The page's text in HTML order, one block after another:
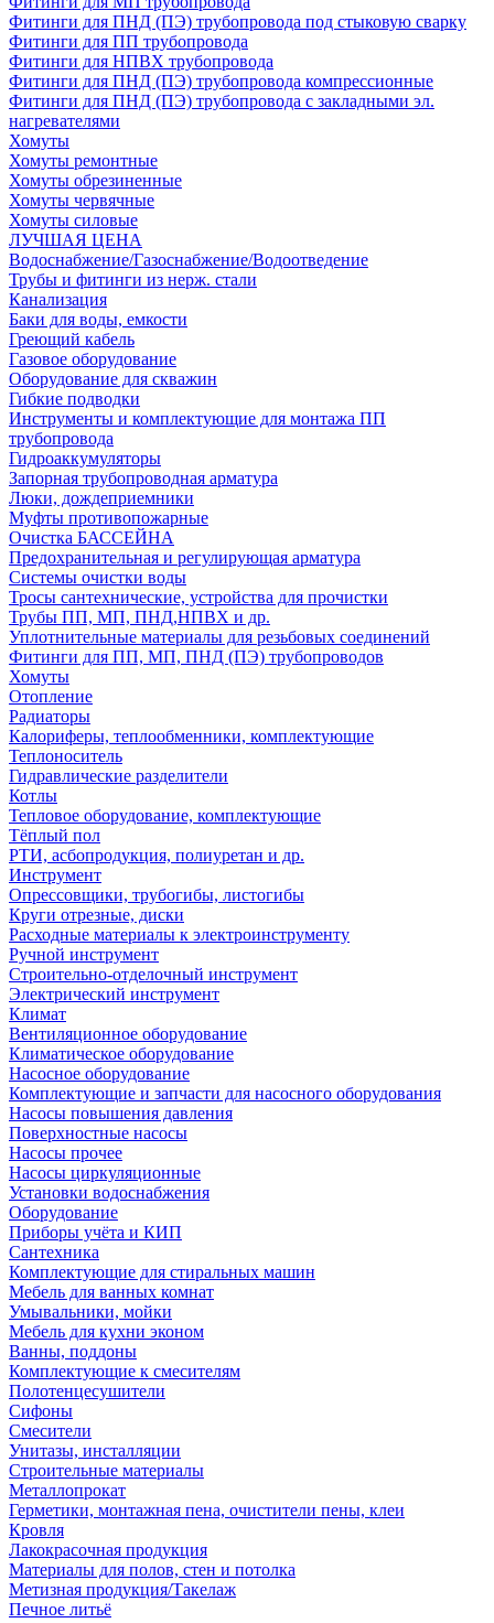
Фитинги для ПНД (ПЭ) трубопровода под стыковую сварку
Фитинги для ПП трубопровода
Фитинги для НПВХ трубопровода
Фитинги для ПНД (ПЭ) трубопровода компрессионные
Фитинги для ПНД (ПЭ) трубопровода с закладными эл.
нагревателями
Хомуты
Хомуты ремонтные
Хомуты обрезиненные
Хомуты червячные
Хомуты силовые
ЛУЧШАЯ ЦЕНА
Водоснабжение/Газоснабжение/Водоотведение
Трубы и фитинги из нерж. стали
Канализация
Баки для воды, емкости
Греющий кабель
Газовое оборудование
Оборудование для скважин
Гибкие подводки
Инструменты и комплектующие для монтажа ПП
трубопровода
Гидроаккумуляторы
Запорная трубопроводная арматура
Люки, дождеприемники
Муфты противопожарные
Очистка БАССЕЙНА
Предохранительная и регулирующая арматура
Системы очистки воды
Тросы сантехнические, устройства для прочистки
Трубы ПП, МП, ПНД,НПВХ и др.
Уплотнительные материалы для резьбовых соединений
Фитинги для ПП, МП, ПНД (ПЭ) трубопроводов
Хомуты
Отопление
Радиаторы
Калориферы, теплообменники, комплектующие
Теплоноситель
Гидравлические разделители
Котлы
Тепловое оборудование, комплектующие
Тёплый пол
РТИ, асбопродукция, полиуретан и др.
Инструмент
Опрессовщики, трубогибы, листогибы
Круги отрезные, диски
Расходные материалы к электроинструменту
Ручной инструмент
Строительно-отделочный инструмент
Электрический инструмент
Климат
Вентиляционное оборудование
Климатическое оборудование
Насосное оборудование
Комплектующие и запчасти для насосного оборудования
Насосы повышения давления
Поверхностные насосы
Насосы прочее
Насосы циркуляционные
Установки водоснабжения
Оборудование
Приборы учёта и КИП
Сантехника
Комплектующие для стиральных машин
Мебель для ванных комнат
Умывальники, мойки
Мебель для кухни эконом
Ванны, поддоны
Комплектующие к смесителям
Полотенцесушители
Сифоны
Смесители
Унитазы, инсталляции
Строительные материалы
Металлопрокат
Герметики, монтажная пена, очистители пены, клеи
Кровля
Лакокрасочная продукция
Материалы для полов, стен и потолка
Метизная продукция/Такелаж
Печное литьё